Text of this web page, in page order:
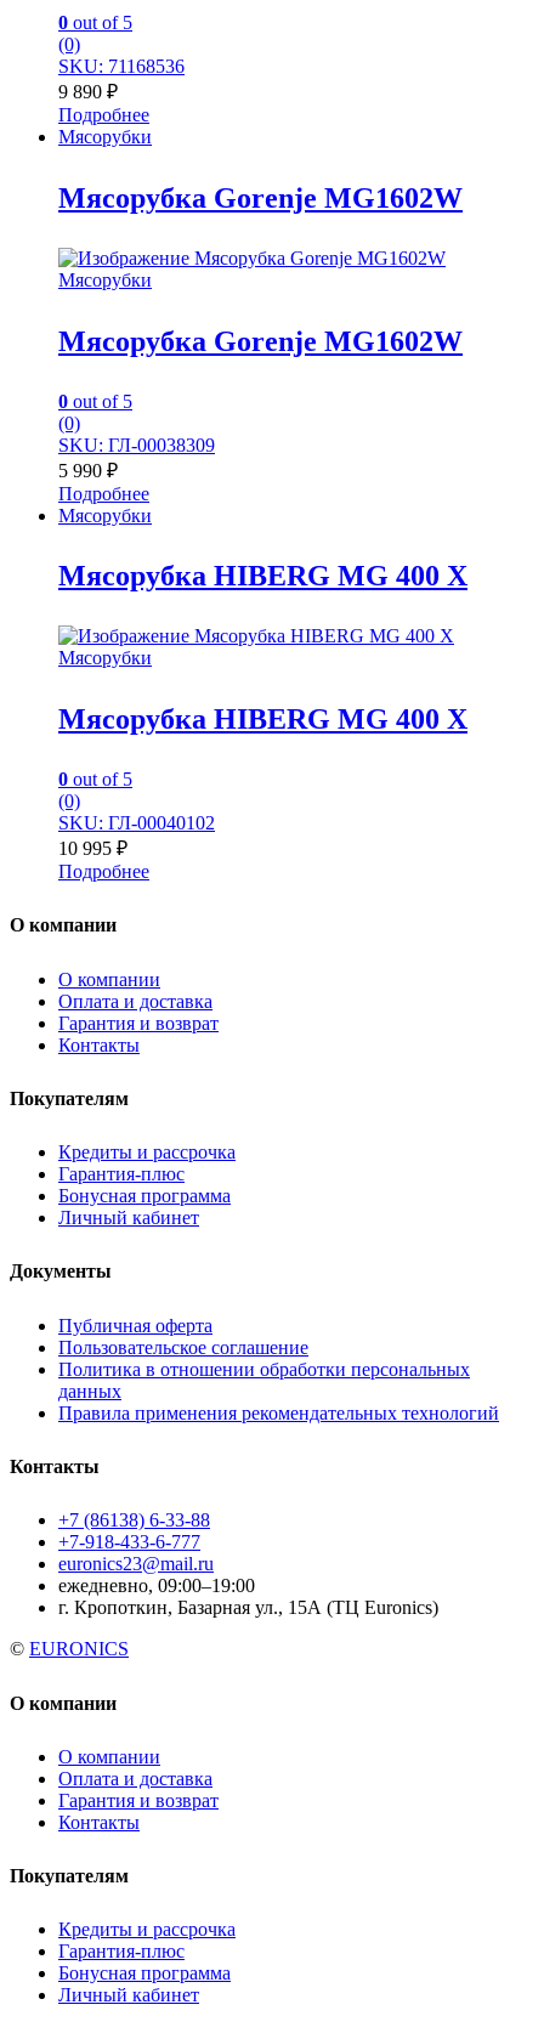
0 out of 5
(0)
SKU: 71168536
9 890 ₽
Подробнее
Мясорубки
Мясорубка Gorenje MG1602W
Мясорубки
Мясорубка Gorenje MG1602W
0 out of 5
(0)
SKU: ГЛ-00038309
5 990 ₽
Подробнее
Мясорубки
Мясорубка HIBERG MG 400 X
Мясорубки
Мясорубка HIBERG MG 400 X
0 out of 5
(0)
SKU: ГЛ-00040102
10 995 ₽
Подробнее
О компании
О компании
Оплата и доставка
Гарантия и возврат
Контакты
Покупателям
Кредиты и рассрочка
Гарантия-плюс
Бонусная программа
Личный кабинет
Документы
Публичная оферта
Пользовательское соглашение
Политика в отношении обработки персональных
данных
Правила применения рекомендательных технологий
Контакты
+7 (86138) 6-33-88
+7-918-433-6-777
euronics23@mail.ru
ежедневно, 09:00–19:00
г. Кропоткин, Базарная ул., 15А (ТЦ Euronics)
© EURONICS
О компании
О компании
Оплата и доставка
Гарантия и возврат
Контакты
Покупателям
Кредиты и рассрочка
Гарантия-плюс
Бонусная программа
Личный кабинет